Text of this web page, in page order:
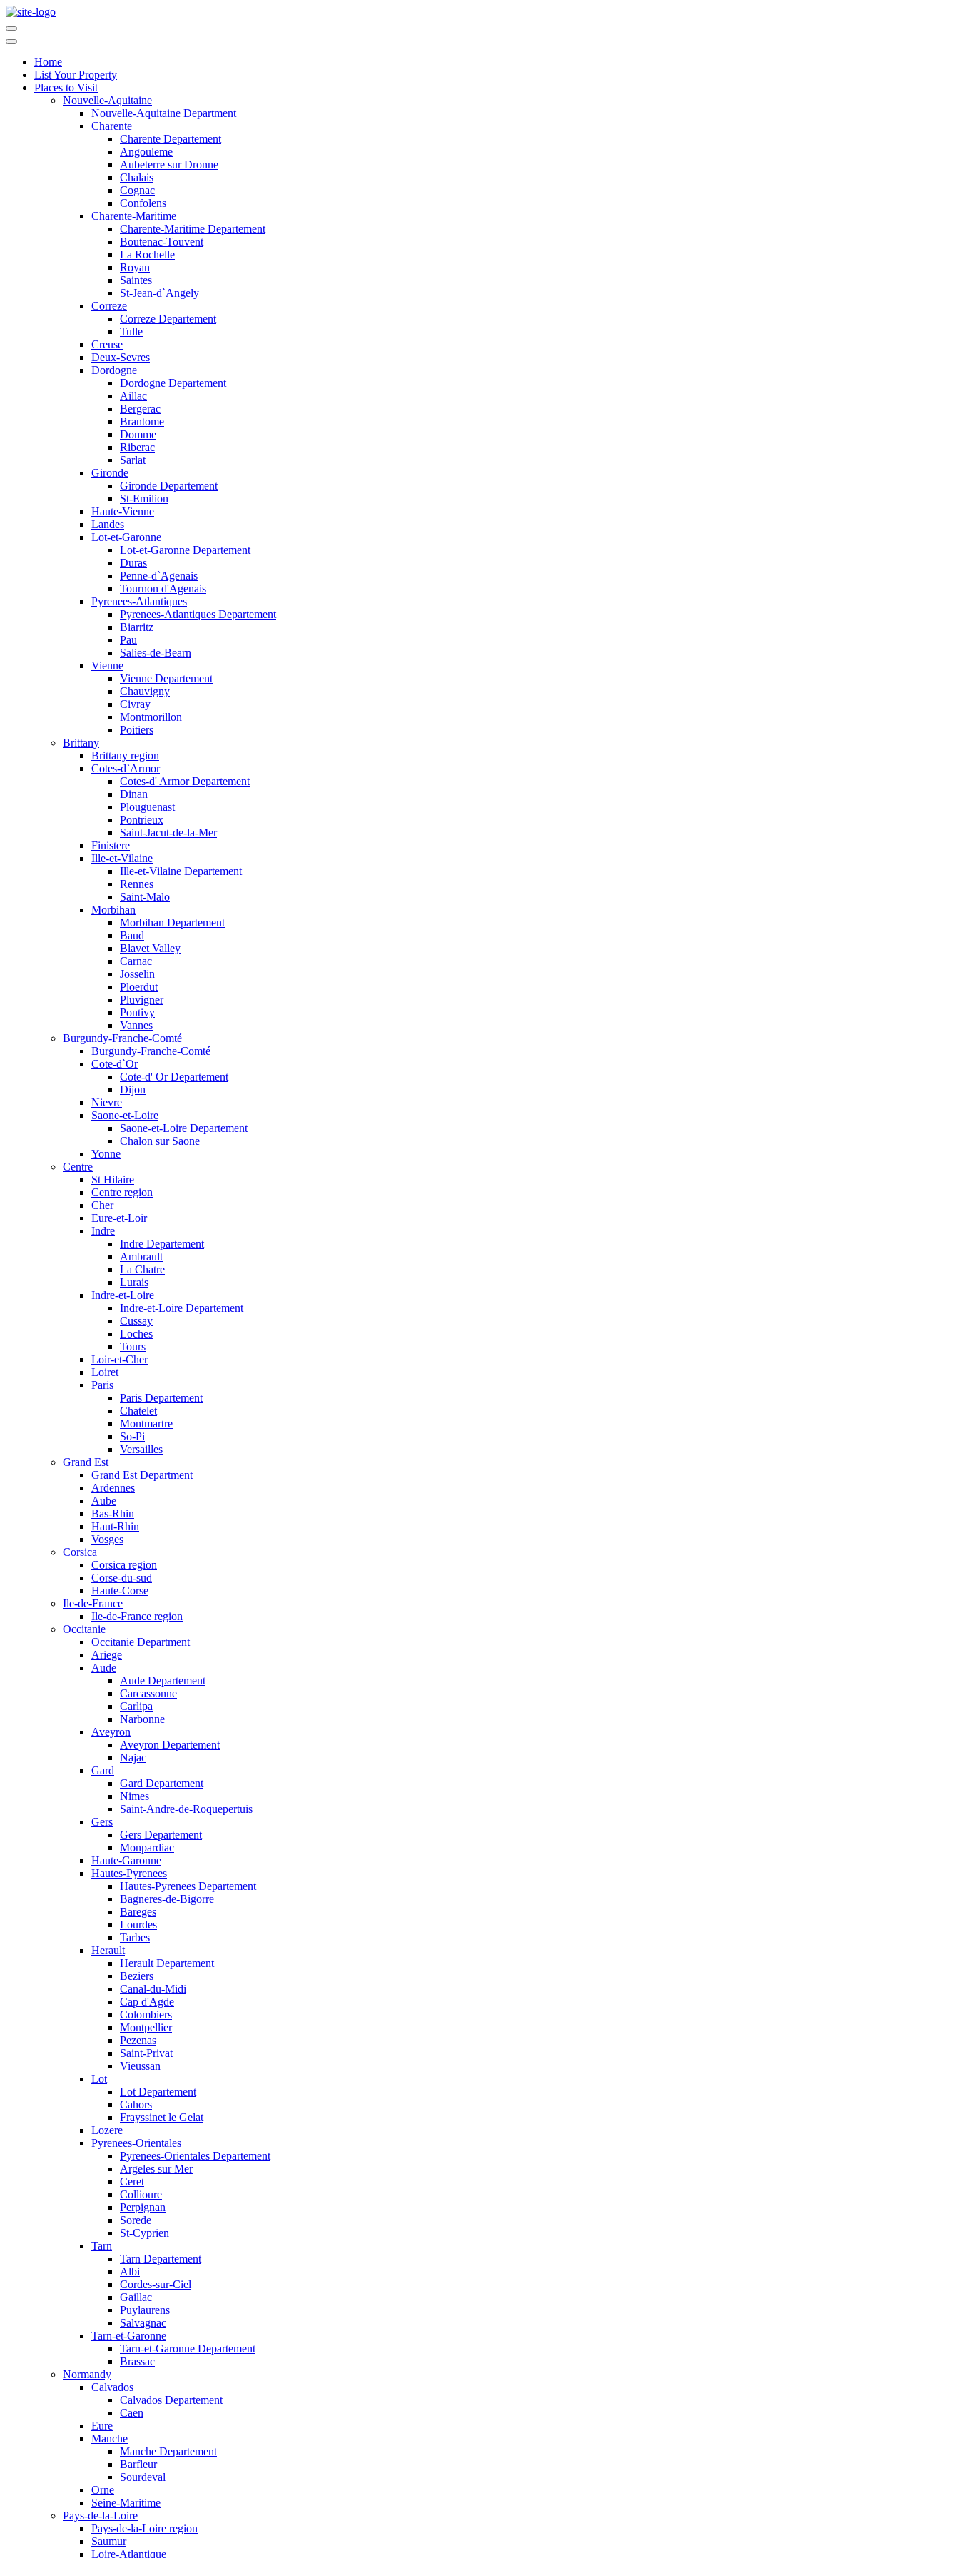
Home
List Your Property
Places to Visit
Nouvelle-Aquitaine
Nouvelle-Aquitaine Department
Charente
Charente Departement
Angouleme
Aubeterre sur Dronne
Chalais
Cognac
Confolens
Charente-Maritime
Charente-Maritime Departement
Boutenac-Touvent
La Rochelle
Royan
Saintes
St-Jean-d`Angely
Correze
Correze Departement
Tulle
Creuse
Deux-Sevres
Dordogne
Dordogne Departement
Aillac
Bergerac
Brantome
Domme
Riberac
Sarlat
Gironde
Gironde Departement
St-Emilion
Haute-Vienne
Landes
Lot-et-Garonne
Lot-et-Garonne Departement
Duras
Penne-d`Agenais
Tournon d'Agenais
Pyrenees-Atlantiques
Pyrenees-Atlantiques Departement
Biarritz
Pau
Salies-de-Bearn
Vienne
Vienne Departement
Chauvigny
Civray
Montmorillon
Poitiers
Brittany
Brittany region
Cotes-d`Armor
Cotes-d' Armor Departement
Dinan
Plouguenast
Pontrieux
Saint-Jacut-de-la-Mer
Finistere
Ille-et-Vilaine
Ille-et-Vilaine Departement
Rennes
Saint-Malo
Morbihan
Morbihan Departement
Baud
Blavet Valley
Carnac
Josselin
Ploerdut
Pluvigner
Pontivy
Vannes
Burgundy-Franche-Comté
Burgundy-Franche-Comté
Cote-d`Or
Cote-d' Or Departement
Dijon
Nievre
Saone-et-Loire
Saone-et-Loire Departement
Chalon sur Saone
Yonne
Centre
St Hilaire
Centre region
Cher
Eure-et-Loir
Indre
Indre Departement
Ambrault
La Chatre
Lurais
Indre-et-Loire
Indre-et-Loire Departement
Cussay
Loches
Tours
Loir-et-Cher
Loiret
Paris
Paris Departement
Chatelet
Montmartre
So-Pi
Versailles
Grand Est
Grand Est Department
Ardennes
Aube
Bas-Rhin
Haut-Rhin
Vosges
Corsica
Corsica region
Corse-du-sud
Haute-Corse
Ile-de-France
Ile-de-France region
Occitanie
Occitanie Department
Ariege
Aude
Aude Departement
Carcassonne
Carlipa
Narbonne
Aveyron
Aveyron Departement
Najac
Gard
Gard Departement
Nimes
Saint-Andre-de-Roquepertuis
Gers
Gers Departement
Monpardiac
Haute-Garonne
Hautes-Pyrenees
Hautes-Pyrenees Departement
Bagneres-de-Bigorre
Bareges
Lourdes
Tarbes
Herault
Herault Departement
Beziers
Canal-du-Midi
Cap d'Agde
Colombiers
Montpellier
Pezenas
Saint-Privat
Vieussan
Lot
Lot Departement
Cahors
Frayssinet le Gelat
Lozere
Pyrenees-Orientales
Pyrenees-Orientales Departement
Argeles sur Mer
Ceret
Collioure
Perpignan
Sorede
St-Cyprien
Tarn
Tarn Departement
Albi
Cordes-sur-Ciel
Gaillac
Puylaurens
Salvagnac
Tarn-et-Garonne
Tarn-et-Garonne Departement
Brassac
Normandy
Calvados
Calvados Departement
Caen
Eure
Manche
Manche Departement
Barfleur
Sourdeval
Orne
Seine-Maritime
Pays-de-la-Loire
Pays-de-la-Loire region
Saumur
Loire-Atlantique